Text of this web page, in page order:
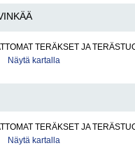
TERÄKSET JA
Näytä kartalla
TERÄKSET JA
Näytä kartalla